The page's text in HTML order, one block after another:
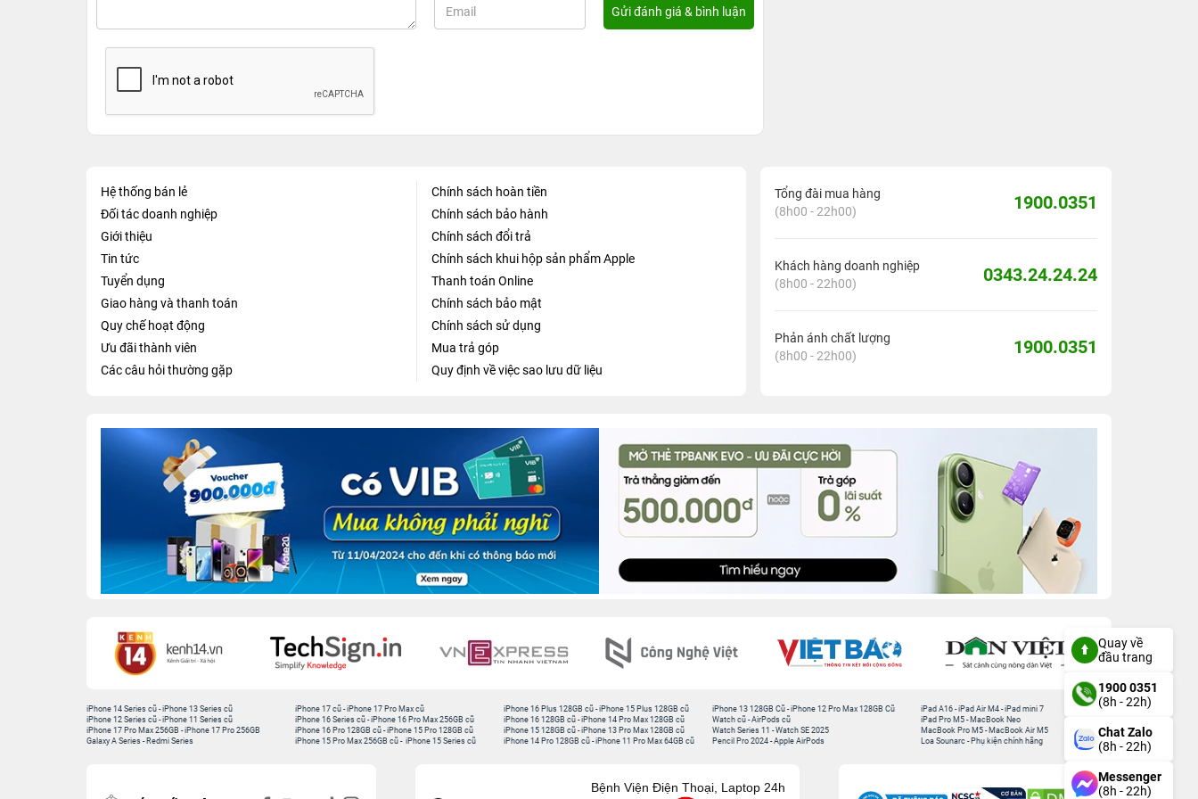
Hệ thống bán lẻ
Đối tác doanh nghiệp
Giới thiệu
Tin tức
Tuyển dụng
Giao hàng và thanh toán
Quy chế hoạt động
Ưu đãi thành viên
Các câu hỏi thường gặp
Chính sách hoàn tiền
Chính sách bảo hành
Chính sách đổi trả
Chính sách khui hộp sản phẩm Apple
Thanh toán Online
Chính sách bảo mật
Chính sách sử dụng
Mua trả góp
Quy định về việc sao lưu dữ liệu
Tổng đài mua hàng
(8h00 - 22h00)
1900.0351
Khách hàng doanh nghiệp
(8h00 - 22h00)
0343.24.24.24
Phản ánh chất lượng
(8h00 - 22h00)
1900.0351
iPhone 14 Series cũ -iPhone 13 Series cũ
iPhone 12 Series cũ -iPhone 11 Series cũ
iPhone 17 Pro Max 256GB -iPhone 17 Pro 256GB
Galaxy A Series - Redmi Series
iPhone 17 cũ -iPhone 17 Pro Max cũ
iPhone 16 Series cũ - iPhone 16 Pro Max 256GB cũ
iPhone 16 Pro 128GB cũ -iPhone 15 Pro 128GB cũ
iPhone 15 Pro Max 256GB cũ - iPhone 15 Series cũ
iPhone 16 Plus 128GB cũ -iPhone 15 Plus 128GB cũ
iPhone 16 128GB cũ -iPhone 14 Pro Max 128GB cũ
iPhone 15 128GB cũ -iPhone 13 Pro Max 128GB cũ
iPhone 14 Pro 128GB cũ -iPhone 11 Pro Max 64GB cũ
iPhone 13 128GB Cũ -iPhone 12 Pro Max 128GB Cũ
Watch cũ -AirPods cũ
Watch Series 11 -Watch SE 2025
Pencil Pro 2024 -Apple AirPods
iPad A16 -iPad Air M4 -iPad mini 7
iPad Pro M5 - MacBook Neo
MacBook Pro M5 - MacBook Air M5
Loa Sounarc - Phụ kiện chính hãng
Bệnh Viện Điện Thoại, Laptop 24h
Quay về
đầu trang
1900 0351
(8h - 22h)
Chat Zalo
(8h - 22h)
Messenger
(8h - 22h)